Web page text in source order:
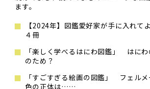
ます。
【2024年】図鑑愛好家が手に入れて
４冊
「楽しく学べるはにわ図鑑」 はに
のため？
「すごすぎる絵画の図鑑」 フェル
色の正体は……